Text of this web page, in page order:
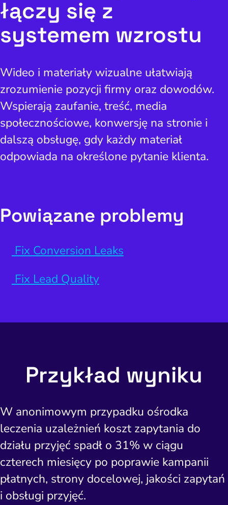
łączy się z
systemem wzrostu
Wideo i materiały wizualne ułatwiają
zrozumienie pozycji firmy oraz dowodów.
Wspierają zaufanie, treść, media
społecznościowe, konwersję na stronie i
dalszą obsługę, gdy każdy materiał
odpowiada na określone pytanie klienta.
Powiązane problemy
Fix Conversion Leaks
Fix Lead Quality
Przykład wyniku
W anonimowym przypadku ośrodka
leczenia uzależnień koszt zapytania do
działu przyjęć spadł o 31% w ciągu
czterech miesięcy po poprawie kampanii
płatnych, strony docelowej, jakości zapytań
i obsługi przyjęć.